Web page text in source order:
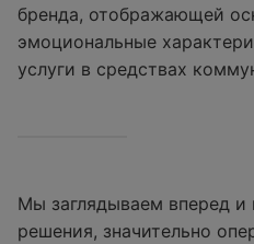
бренда, отображающей
эмоциональные
услуги в средствах
Мы заглядываем вперед
решения, значительно